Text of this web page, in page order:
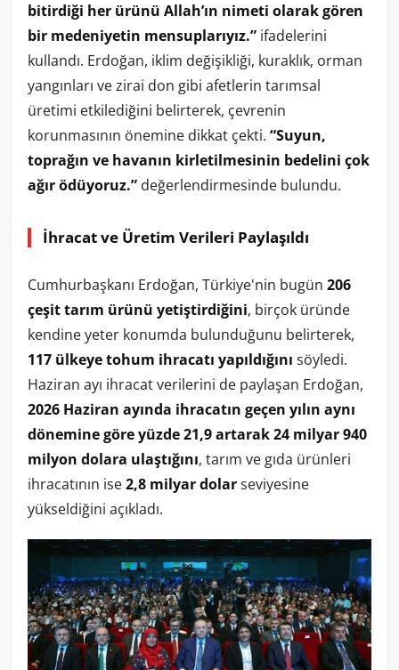
bitirdiği her ürünü Allah’ın nimeti olarak gören
bir medeniyetin mensuplarıyız.” ifadelerini
kullandı. Erdoğan, iklim değişikliği, kuraklık, orman
yangınları ve zirai don gibi afetlerin tarımsal
üretimi etkilediğini belirterek, çevrenin
korunmasının önemine dikkat çekti. “Suyun,
toprağın ve havanın kirletilmesinin bedelini çok
ağır ödüyoruz.” değerlendirmesinde bulundu.
İhracat ve Üretim Verileri Paylaşıldı
Cumhurbaşkanı Erdoğan, Türkiye'nin bugün 206
çeşit tarım ürünü yetiştirdiğini, birçok üründe
kendine yeter konumda bulunduğunu belirterek,
117 ülkeye tohum ihracatı yapıldığını söyledi.
Haziran ayı ihracat verilerini de paylaşan Erdoğan,
2026 Haziran ayında ihracatın geçen yılın aynı
dönemine göre yüzde 21,9 artarak 24 milyar 940
milyon dolara ulaştığını, tarım ve gıda ürünleri
ihracatının ise2,8 milyar dolarseviyesine
yükseldiğini açıkladı.